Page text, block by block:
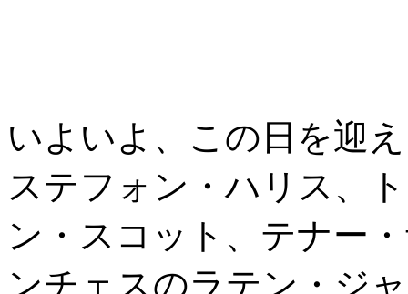
いよいよ、この日を迎
ステフォン・ハリス、
ン・スコット、テナー
ンチェスのラテン・ジ